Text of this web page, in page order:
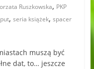
Ruszkowska, PKP
, seria książek, spacer
muszą być
dat, to… jeszcze